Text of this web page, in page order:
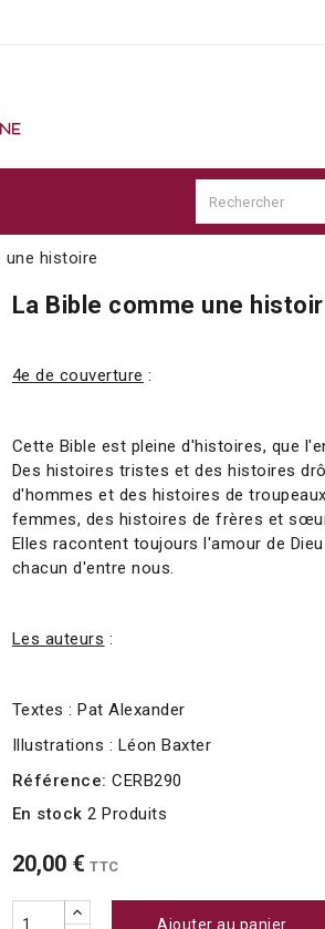
une histoire
La Bible comme une
4e de couverture :
Cette Bible est pleine d'histoires, que
Des histoires tristes et des histoires
d'hommes et des histoires de
femmes, des histoires de frères et
Elles racontent toujours l'amour de
chacun d'entre nous.
Les auteurs :
Textes : Pat Alexander
Illustrations : Léon Baxter
Référence: CERB290
En stock 2 Produits
20,00 € TTC
Ajouter au panier